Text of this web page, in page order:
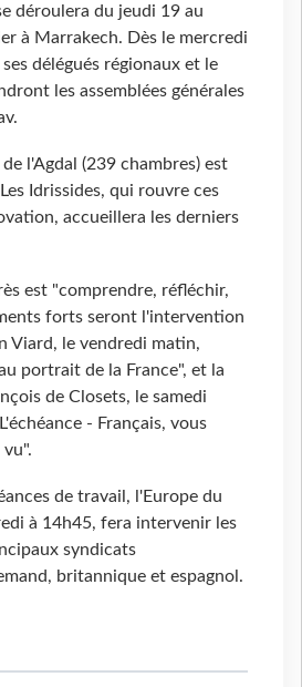
déroulera du jeudi 19 au
à Marrakech. Dès le mercredi
délégués régionaux et le
les assemblées générales
de l'Agdal (239 chambres) est
Idrissides, qui rouvre ces
accueillera les derniers
est "comprendre, réfléchir,
forts seront l'intervention
Viard, le vendredi matin,
portrait de la France", et la
de Closets, le samedi
- Français, vous
de travail, l'Europe du
à 14h45, fera intervenir les
syndicats
britannique et espagnol.